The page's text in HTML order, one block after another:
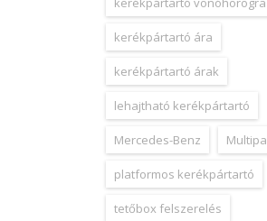
kerékpártartó ára
kerékpártartó árak
lehajtható kerékpártartó
Mercedes-Benz Multipa
platformos kerékpártartó
tetőbox felszerelés